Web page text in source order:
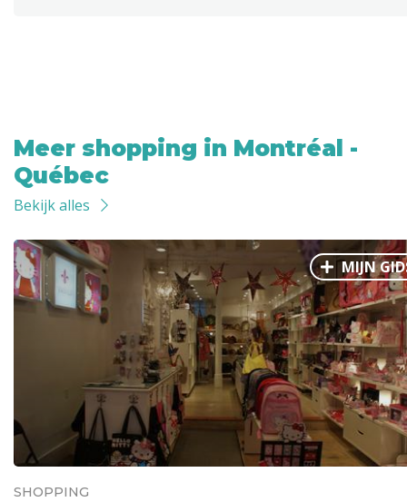
Meer shopping in Montréal -
Québec
Bekijk alles
MIJN
SHOPPING